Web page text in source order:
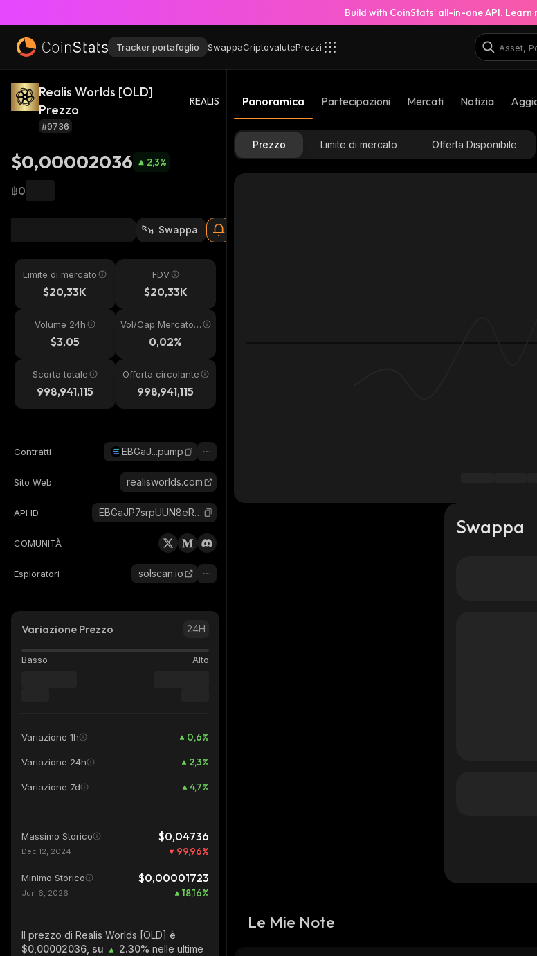
Build with CoinStats’ all-in-one API. Learn
Tracker portafoglio SwappaCriptovalutePrezzi
Realis Worlds [OLD]
Prezzo
REALIS
#9736
$0,00002036 2,3%
฿0
Swappa
Limite di mercato
$20,33K
FDV
$20,33K
Volume 24h
$3,05
Vol/Cap Mercato
0,02%
Scorta totale
998,941,115
Offerta circolante
998,941,115
Contratti EBGaJ...pump
Sito Web realisworlds.com
API ID EBGaJP7srpUUN8eRdta1MsojrNtweuHYsdP3P1TRpump_solana
COMUNITÀ
Esploratori solscan.io
Variazione Prezzo 24H
Basso Alto
Variazione 1h 0,6%
Variazione 24h 2,3%
Variazione 7d 4,7%
Massimo Storico $0,04736
Dec 12, 2024 99,96%
Minimo Storico $0,00001723
Jun 6, 2026 18,16%
Il prezzo di Realis Worlds [OLD] è
$0,00002036, su
2.30% nelle ultime
Panoramica Partecipazioni Mercati Notizia
Prezzo Limite di mercato Offerta Disponibile
Swappa
Le Mie Note